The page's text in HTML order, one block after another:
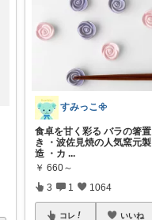
すみっこ𖧷
食卓を甘く彩る バラの箸置
き ・波佐見焼の人気窯元製
造 ・カ ...
￥ 660～
3 1 1064
コレ いいね